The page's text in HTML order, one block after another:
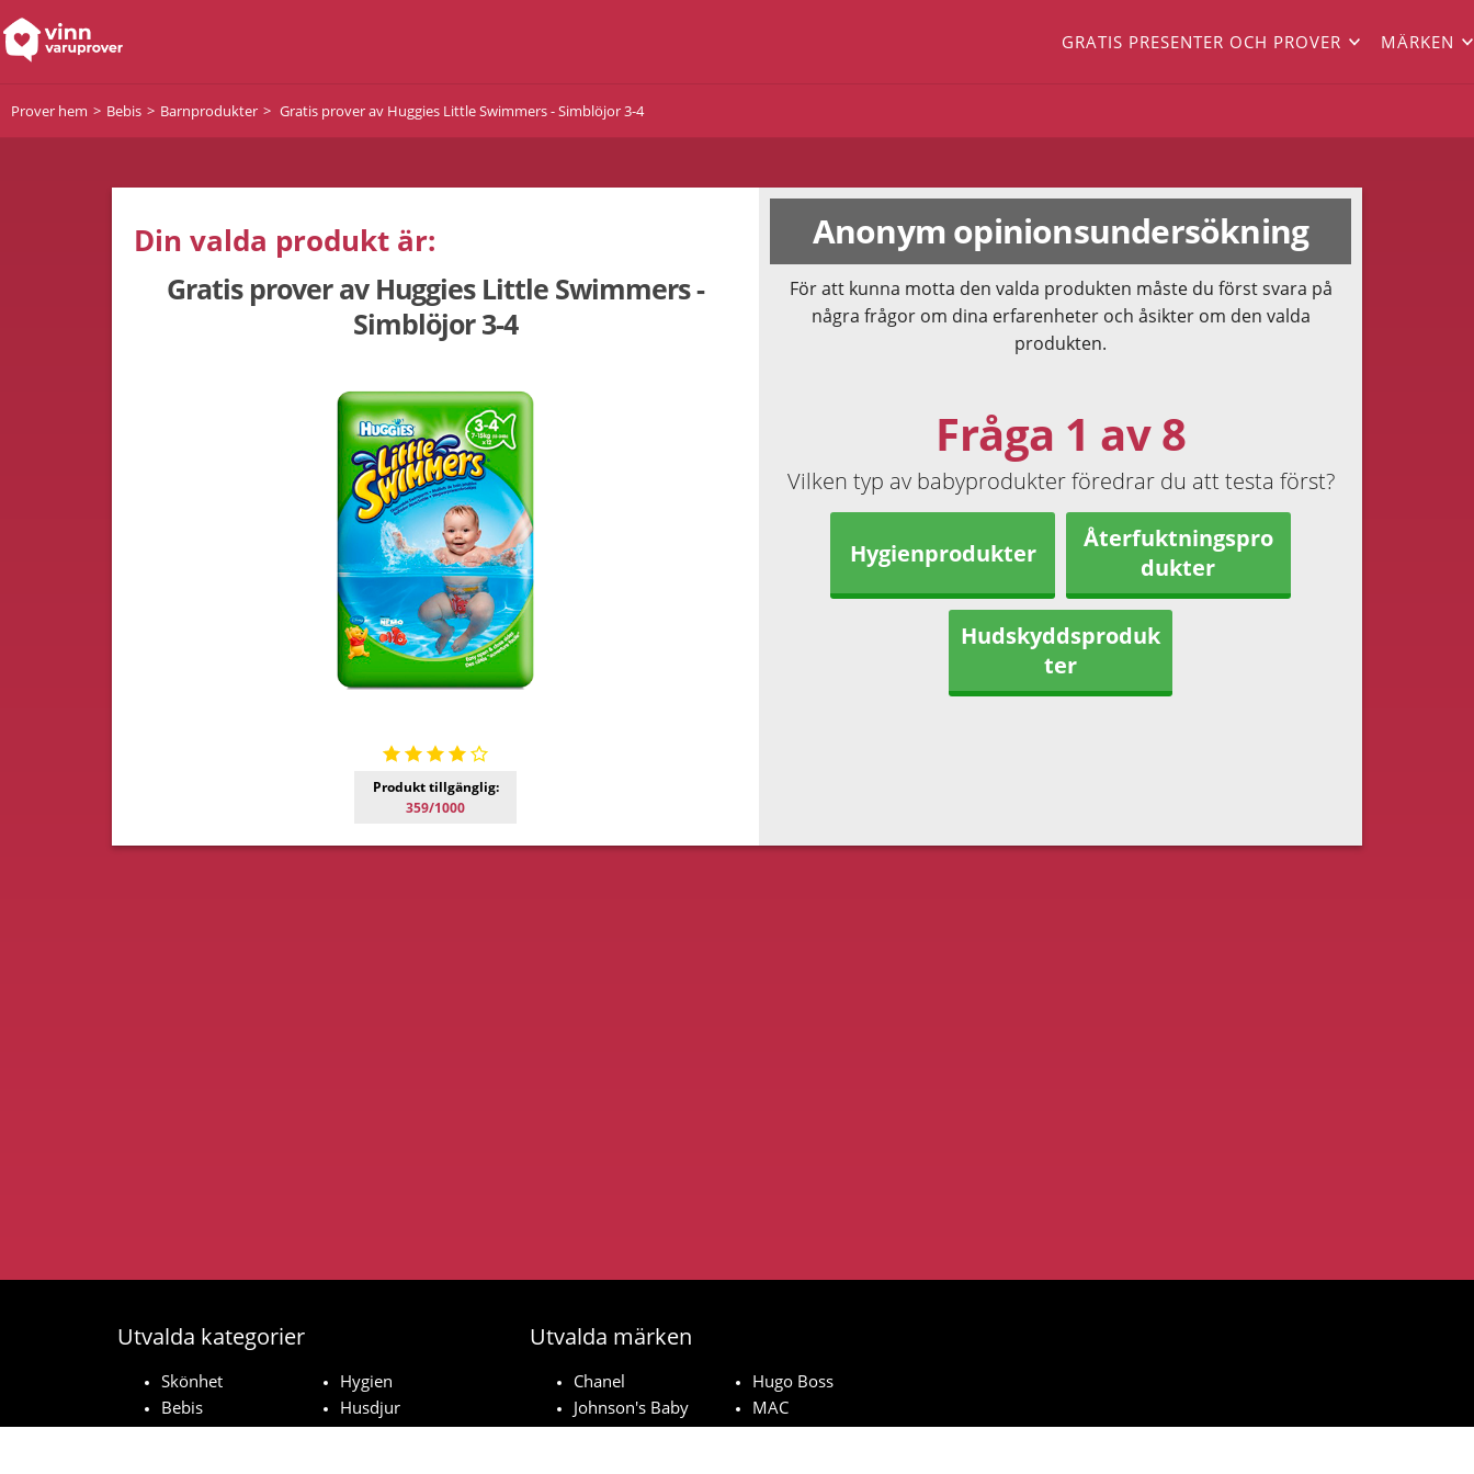
GRATIS PRESENTER OCH PROVER MÄRKEN
Prover hem Bebis Barnprodukter Gratis prover av Huggies Little Swimmers - Simblöjor 3-4
Din valda produkt är:
Gratis prover av Huggies Little Swimmers -
Simblöjor 3-4
Produkt tillgänglig:
359/1000
Anonym opinionsundersökning
För att kunna motta den valda produkten måste du först svara på
några frågor om dina erfarenheter och åsikter om den valda
produkten.
Fråga 1 av 8
Vilken typ av babyprodukter föredrar du att testa först?
Hygienprodukter
Återfuktningspro
dukter
Hudskyddsproduk
ter
Utvalda kategorier
Skönhet
Hygien
Bebis
Husdjur
Hushåll
Utvalda märken
Chanel
Hugo Boss
Johnson's Baby
MAC
Bozita